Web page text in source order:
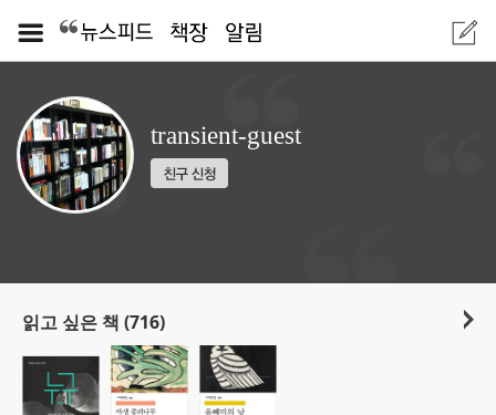
transient-guest
읽고 싶은 책 (716)